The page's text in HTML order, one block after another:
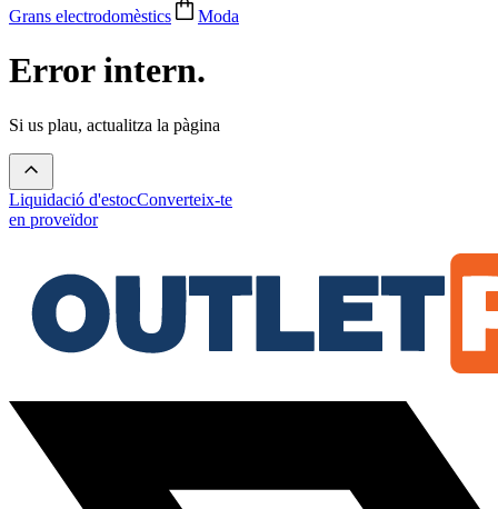
Grans electrodomèstics
Moda
Error intern.
Si us plau, actualitza la pàgina
Liquidació d'estocConverteix-te
en proveïdor